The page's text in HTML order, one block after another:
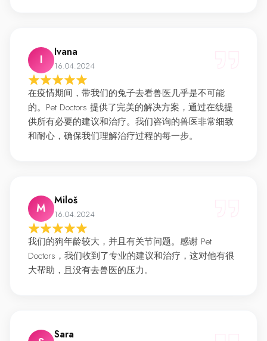
I
Ivana
16.04.2024
在疫情期间，带我们的兔子去看兽医几乎是不可能
的。Pet Doctors 提供了完美的解决方案，通过在线提
供所有必要的建议和治疗。我们咨询的兽医非常细致
和耐心，确保我们理解治疗过程的每一步。
M
Miloš
16.04.2024
我们的狗年龄较大，并且有关节问题。感谢 Pet
Doctors，我们收到了专业的建议和治疗，这对他有很
大帮助，且没有去兽医的压力。
Sara